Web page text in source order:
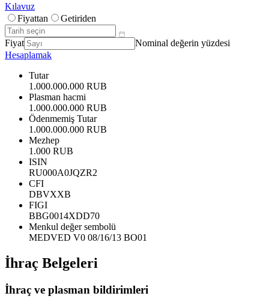
Kılavuz
Fiyattan
Getiriden
Fiyat
Nominal değerin yüzdesi
Hesaplamak
Tutar
1.000.000.000 RUB
Plasman hacmi
1.000.000.000 RUB
Ödenmemiş Tutar
1.000.000.000 RUB
Mezhep
1.000 RUB
ISIN
RU000A0JQZR2
CFI
DBVXXB
FIGI
BBG0014XDD70
Menkul değer sembolü
MEDVED V0 08/16/13 BO01
İhraç Belgeleri
İhraç ve plasman bildirimleri